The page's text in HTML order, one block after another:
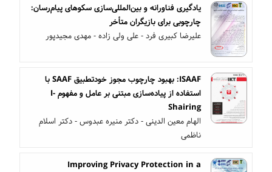
یادگیری فناورانه و بین‌المللی‌سازی سکوهای پیام‌رسان:
چارچوبی برای بازیگران متأخر
علیرضا کبیری فرد - علی ولی زاده - مهدی مجیدپور
ISAAF: بهبود چارچوب مجوز خودتطبیق SAAF با
استفاده از پیاده‌سازی مبتنی بر عامل و مفهوم I-
Shairing
الهام معین الدینی - دکتر منیره عبدوس - دکتر اسلام
ناظمی
Improving Privacy Protection in a